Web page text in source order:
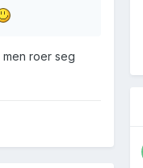
roer seg